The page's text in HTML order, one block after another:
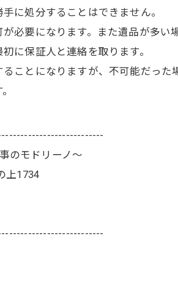
に処分することはできません。
必要になります。また遺品が多い
に保証人と連絡を取ります。
ことになりますが、不可能だっ
のモドリーノ～
上1734